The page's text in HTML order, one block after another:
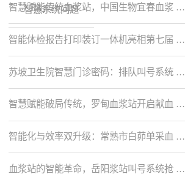
智慧系统问题
智慧赋能传统血浆站，中国生物宜春血浆 …
智能体检报告打印装订一体机亮相第七届 …
苏坡卫生院智慧门诊密码：排队叫号系统 …
智慧赋能破局传统，罗甸血浆站开启献血 …
智能化与效率双升级：常熟市白茆单采血 …
血浆站的智能革命，岳阳浆站叫号系统抢 …